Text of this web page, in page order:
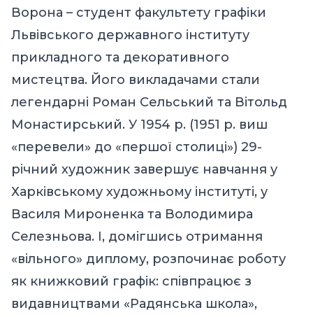
Ворона – студент факультету графіки
Львівського державного інституту
прикладного та декоративного
мистецтва. Його викладачами стали
легендарні Роман Сельський та Вітольд
Монастирський. У 1954 р. (1951 р. виш
«перевели» до «першої столиці») 29-
річний художник завершує навчання у
Харківському художньому інституті, у
Василя Мироненка та Володимира
Селезньова. І, домігшись отримання
«вільного» диплому, розпочинає роботу
як книжковий графік: співпрацює з
видавництвами «Радянська школа»,